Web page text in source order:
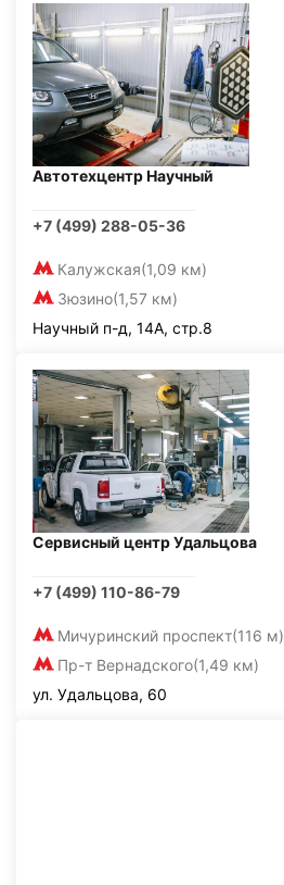
Автотехцентр Научный
+7 (499) 288-05-36
Калужская(1,09 км)
Зюзино(1,57 км)
Научный п-д, 14А, стр.8
Сервисный центр Удальцова
+7 (499) 110-86-79
Мичуринский проспект(116 м)
Пр-т Вернадского(1,49 км)
ул. Удальцова, 60